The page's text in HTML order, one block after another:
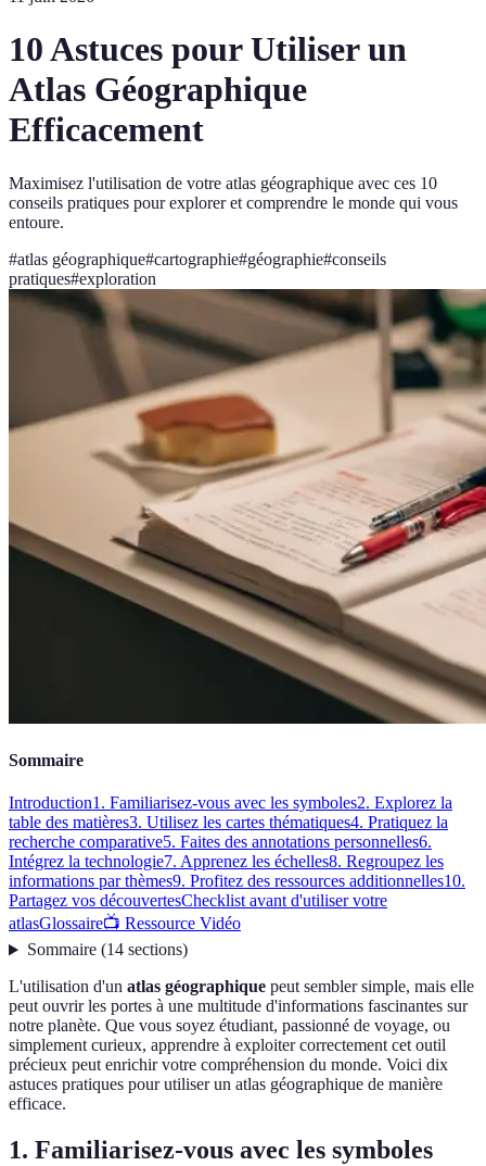
10 Astuces pour Utiliser un
Atlas Géographique
Efficacement
Maximisez l'utilisation de votre atlas géographique avec ces 10
conseils pratiques pour explorer et comprendre le monde qui vous
entoure.
#atlas géographique#cartographie#géographie#conseils
pratiques#exploration
Sommaire
Introduction1. Familiarisez-vous avec les symboles2. Explorez la
table des matières3. Utilisez les cartes thématiques4. Pratiquez la
recherche comparative5. Faites des annotations personnelles6.
Intégrez la technologie7. Apprenez les échelles8. Regroupez les
informations par thèmes9. Profitez des ressources additionnelles10.
Partagez vos découvertesChecklist avant d'utiliser votre
atlasGlossaire📺 Ressource Vidéo
Sommaire(14 sections)
L'utilisation d'un atlas géographique peut sembler simple, mais elle
peut ouvrir les portes à une multitude d'informations fascinantes sur
notre planète. Que vous soyez étudiant, passionné de voyage, ou
simplement curieux, apprendre à exploiter correctement cet outil
précieux peut enrichir votre compréhension du monde. Voici dix
astuces pratiques pour utiliser un atlas géographique de manière
efficace.
1. Familiarisez-vous avec les symboles